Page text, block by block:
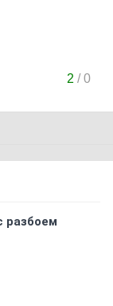
2 /0
разбоем